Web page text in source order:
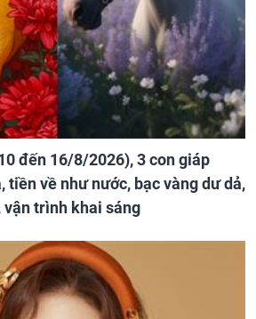
đến 16/8/2026), 3 con giáp
tiền về như nước, bạc vàng dư dả,
vận trình khai sáng